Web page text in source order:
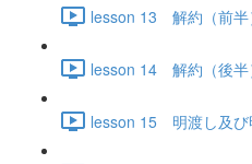
lesson 13 解約（前半
lesson 14 解約（後半
lesson 15 明渡し及び